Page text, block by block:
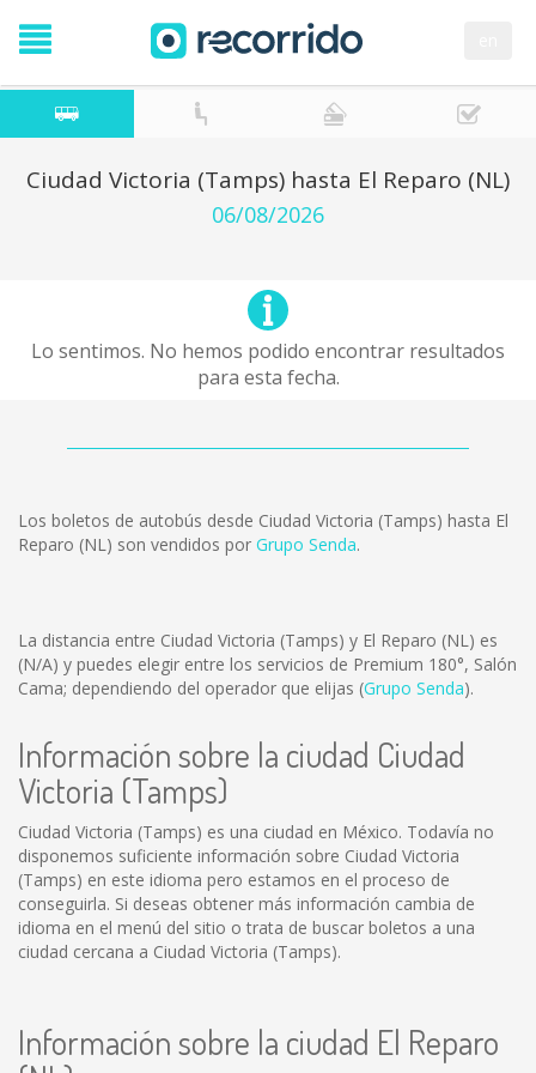
Ciudad Victoria (Tamps) hasta El Reparo (NL)
06/08/2026
Lo sentimos. No hemos podido encontrar resultados
para esta fecha.
Los boletos de autobús desde Ciudad Victoria (Tamps) hasta El
Reparo (NL) son vendidos por Grupo Senda.
La distancia entre Ciudad Victoria (Tamps) y El Reparo (NL) es
(N/A) y puedes elegir entre los servicios de Premium 180°, Salón
Cama; dependiendo del operador que elijas (Grupo Senda).
Información sobre la ciudad Ciudad
Victoria (Tamps)
Ciudad Victoria (Tamps) es una ciudad en México. Todavía no
disponemos suficiente información sobre Ciudad Victoria
(Tamps) en este idioma pero estamos en el proceso de
conseguirla. Si deseas obtener más información cambia de
idioma en el menú del sitio o trata de buscar boletos a una
ciudad cercana a Ciudad Victoria (Tamps).
Información sobre la ciudad El Reparo